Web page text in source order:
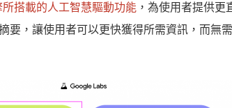
搭載的人工智慧驅動功能 ，為使用者提供
要，讓使用者可以更快獲得所需資訊，而無